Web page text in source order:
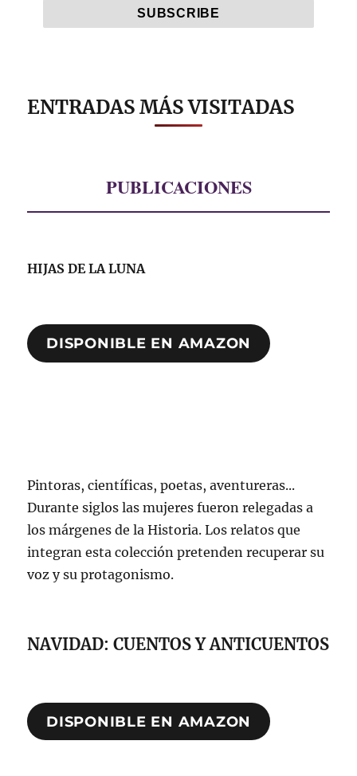
ENTRADAS MÁS VISITADAS
PUBLICACIONES
HIJAS DE LA LUNA
DISPONIBLE EN AMAZON
Pintoras, científicas, poetas, aventureras...
Durante siglos las mujeres fueron relegadas a
los márgenes de la Historia. Los relatos que
integran esta colección pretenden recuperar su
voz y su protagonismo.
NAVIDAD: CUENTOS Y ANTICUENTOS
DISPONIBLE EN AMAZON